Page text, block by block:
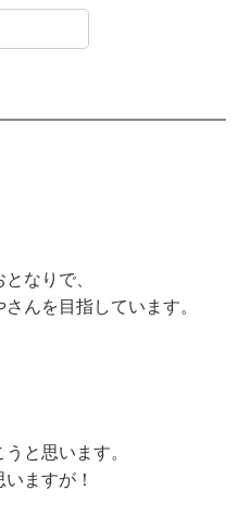
なりで、
んを目指しています。
と思います。
ますが！